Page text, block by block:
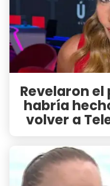
Revelaron
habría
volver a